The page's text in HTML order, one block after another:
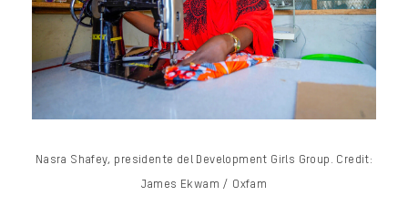
Nasra Shafey, presidente del Development Girls Group. Credit:
James Ekwam / Oxfam